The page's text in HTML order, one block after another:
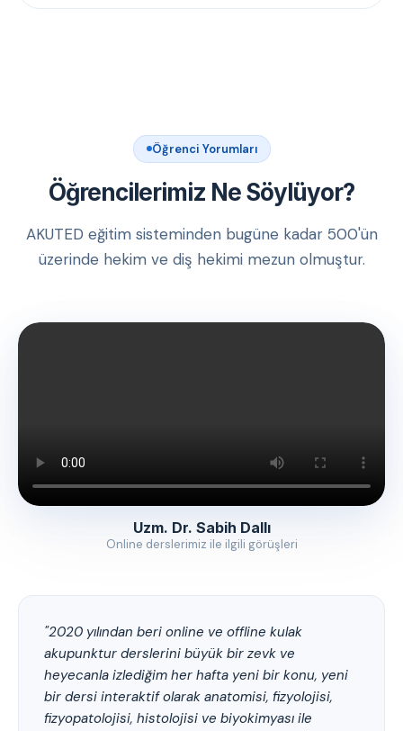
Öğrenci Yorumları
Öğrencilerimiz Ne Söylüyor?
AKUTED eğitim sisteminden bugüne kadar 500'ün
üzerinde hekim ve diş hekimi mezun olmuştur.
Uzm. Dr. Sabih Dallı
Online derslerimiz ile ilgili görüşleri
"2020 yılından beri online ve offline kulak
akupunktur derslerini büyük bir zevk ve
heyecanla izlediğim her hafta yeni bir konu, yeni
bir dersi interaktif olarak anatomisi, fizyolojisi,
fizyopatolojisi, histolojisi ve biyokimyası ile